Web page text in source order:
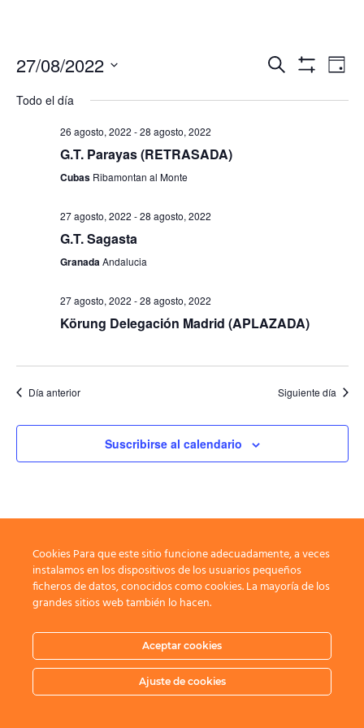
búsqueda
Buscar
de
Día
27/08/2022
fecha.
Todo el día
26 agosto, 2022 -28 agosto, 2022
G.T. Parayas (RETRASADA)
Cubas Ribamontan al Monte
27 agosto, 2022 -28 agosto, 2022
G.T. Sagasta
GranadaAndalucia
27 agosto, 2022 -28 agosto, 2022
Körung Delegación Madrid (APLAZADA)
Día anterior Siguiente día
Suscribirse al calendario
Cookies Para que este sitio funcione adecuadamente, a veces
instalamos en los dispositivos de los usuarios pequeños
ficheros de datos, conocidos como cookies. La mayoría de los
grandes sitios web también lo hacen.
Aceptar cookies
Ajuste de cookies